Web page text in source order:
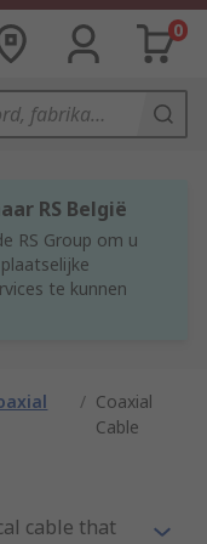
0
RS België
RS Group om u
te kunnen
/ Coaxial
Cable
cable that